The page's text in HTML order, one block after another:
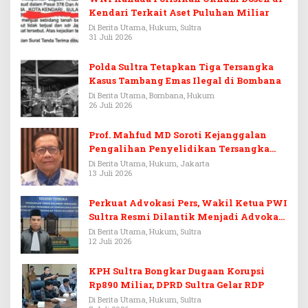
Kendari Terkait Aset Puluhan Miliar
Di Berita Utama, Hukum, Sultra
31 Juli 2026
Polda Sultra Tetapkan Tiga Tersangka
Kasus Tambang Emas Ilegal di Bombana
Di Berita Utama, Bombana, Hukum
26 Juli 2026
Prof. Mahfud MD Soroti Kejanggalan
Pengalihan Penyelidikan Tersangka
Febrie Adriansyah
Di Berita Utama, Hukum, Jakarta
13 Juli 2026
Perkuat Advokasi Pers, Wakil Ketua PWI
Sultra Resmi Dilantik Menjadi Advokat
PERADI
Di Berita Utama, Hukum, Sultra
12 Juli 2026
KPH Sultra Bongkar Dugaan Korupsi
Rp890 Miliar, DPRD Sultra Gelar RDP
Di Berita Utama, Hukum, Sultra